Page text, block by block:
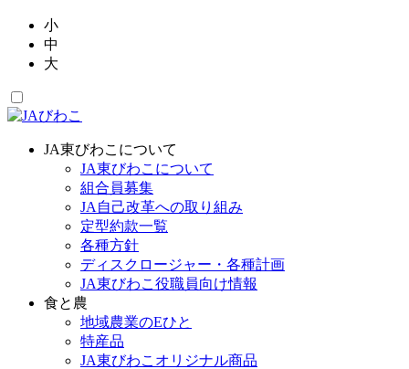
小
中
大
JA東びわこについて
JA東びわこについて
組合員募集
JA自己改革への取り組み
定型約款一覧
各種方針
ディスクロージャー・各種計画
JA東びわこ役職員向け情報
食と農
地域農業のEひと
特産品
JA東びわこオリジナル商品